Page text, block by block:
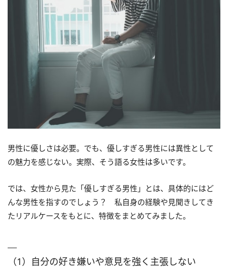
男性に優しさは必要。でも、優しすぎる男性には異性として
の魅力を感じない。実際、そう語る女性は多いです。
では、女性から見た「優しすぎる男性」とは、具体的にはど
んな男性を指すのでしょう？ 私自身の経験や見聞きしてき
たリアルケースをもとに、特徴をまとめてみました。
（1）自分の好き嫌いや意見を強く主張しない